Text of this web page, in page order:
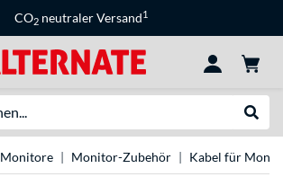
CO2 neutraler Versand1
Monitore Monitor-Zubehör Kabel für